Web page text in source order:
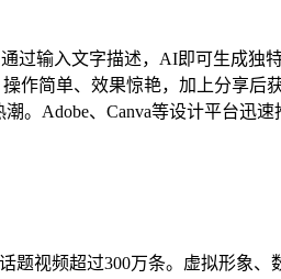
输入文字描述，AI即可生成独
简单、效果惊艳，加上分享后
Adobe、Canva等设计平台迅
视频超过300万条。虚拟形象